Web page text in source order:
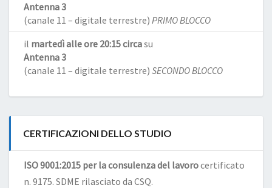
Antenna 3
(canale 11 – digitale terrestre) PRIMO BLOCCO
il martedì alle ore 20:15 circasu
Antenna 3
(canale 11 – digitale terrestre) SECONDO BLOCCO
CERTIFICAZIONI DELLO STUDIO
ISO 9001:2015 per la consulenza del lavorocertificato
n. 9175. SDME rilasciato da CSQ.